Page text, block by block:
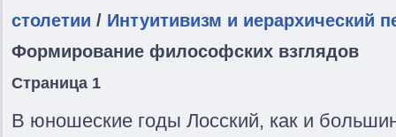
столетии / Интуитивизм и иерархический
Формирование философских взглядов
Страница 1
В юношеские годы Лосский, как и